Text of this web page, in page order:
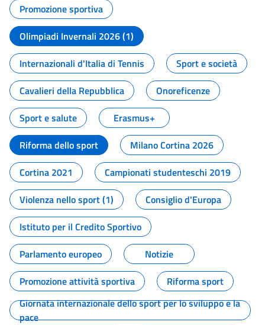
Promozione sportiva
Olimpiadi Invernali 2026 (1)
Internazionali d'Italia di Tennis
Sport e società
Cavalieri della Repubblica
Onoreficenze
Sport e salute
Erasmus+
Riforma dello sport
Milano Cortina 2026
Cortina 2021
Campionati studenteschi 2019
Violenza nello sport (1)
Consiglio d'Europa
Istituto per il Credito Sportivo
Parlamento europeo
Notizie
Promozione attività sportiva
Riforma sport
Giornata internazionale dello sport per lo sviluppo e la
pace